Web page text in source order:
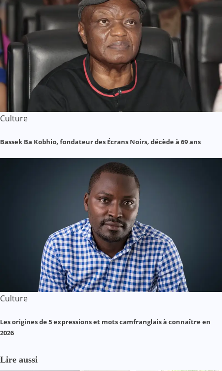
Culture
Bassek Ba Kobhio, fondateur des Écrans Noirs, décède à 69 ans
Culture
Les origines de 5 expressions et mots camfranglais à connaître en
2026
Lire aussi